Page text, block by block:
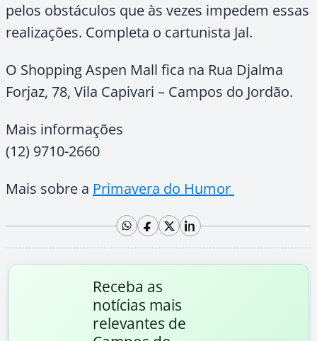
pelos obstáculos que às vezes impedem essas
realizações. Completa o cartunista Jal.
O Shopping Aspen Mall fica na Rua Djalma
Forjaz, 78, Vila Capivari – Campos do Jordão.
Mais informações
(12) 9710-2660
Mais sobre a Primavera do Humor
Receba as
notícias mais
relevantes de